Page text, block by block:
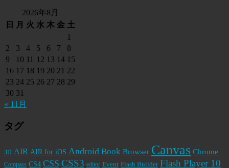
2026年8月
日 月 火 水 木 金 土
1
2
3 4 5 6 7
8
9
10 11 12 13 14 15
16 17 18 19 20 21 22
23 24 25 26 27 28 29
30 31
« 11月
タグ
3D AIR AIR for iOS Android Book Browser Canvas Chrome
Compass CS4 CSS CSS3 editor Event Flash Builder Flash Player 10